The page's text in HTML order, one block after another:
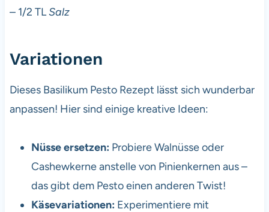
– 1/2 TLSalz
Variationen
Dieses Basilikum Pesto Rezept lässt sich wunderbar
anpassen! Hier sind einige kreative Ideen:
Nüsse ersetzen: Probiere Walnüsse oder
Cashewkerne anstelle von Pinienkernen aus –
das gibt dem Pesto einen anderen Twist!
Käsevariationen: Experimentiere mit